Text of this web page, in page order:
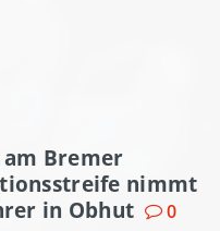
Bremer
nimmt
in Obhut
0